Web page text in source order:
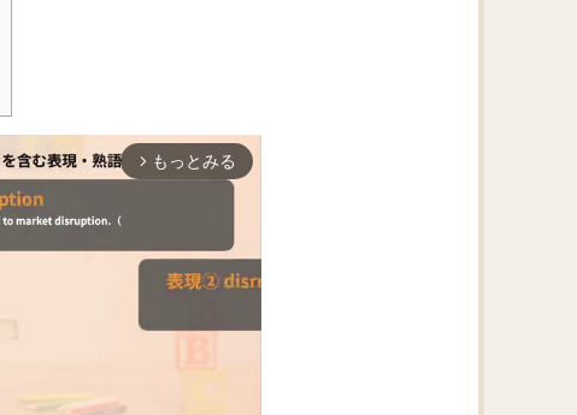
arrow_forward_ios もっとみる